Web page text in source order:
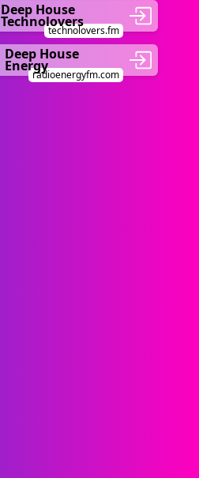
Deep House
Technolovers
technolovers.fm
Deep House
Energy
radioenergyfm.com